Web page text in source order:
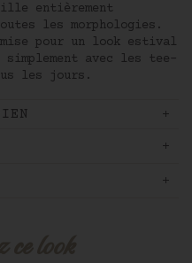
entièrement
les morphologies.
pour un look estival
avec les tee-
les jours.